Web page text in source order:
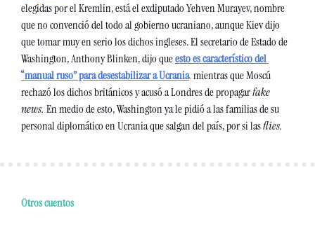
elegidas por el Kremlin, está el exdiputado Yehven Murayev, nombre
que no convenció del todo al gobierno ucraniano, aunque Kiev dijo
que tomar muy en serio los dichos ingleses. El secretario de Estado de
Washington, Anthony Blinken, dijo queesto es característico del
“manual ruso” para desestabilizar a Ucrania, mientras que Moscú
rechazó los dichos británicos y acusó a Londres de propagar fake
news. En medio de esto, Washington ya le pidió a las familias de su
personal diplomático en Ucrania que salgan del país, por si las flies.
Otros cuentos